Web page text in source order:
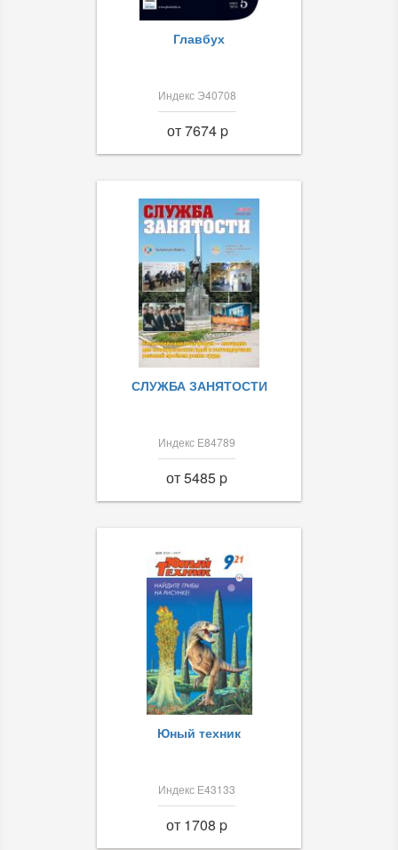
Главбух
Индекс Э40708
от 7674 p
СЛУЖБА ЗАНЯТОСТИ
Индекс Е84789
от 5485 p
Юный техник
Индекс Е43133
от 1708 p